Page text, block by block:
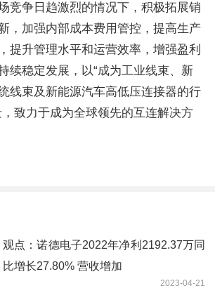
竞争日趋激烈的情况下，积极拓展销
，加强内部成本费用管控，提高生产
提升管理水平和运营效率，增强盈利
续稳定发展，以“成为工业线束、新
线束及新能源汽车高低压连接器的行
，致力于成为全球领先的互连解决方
观点：诺德电子2022年净利2192.37万同
比增长27.80% 营收增加
2023-04-21